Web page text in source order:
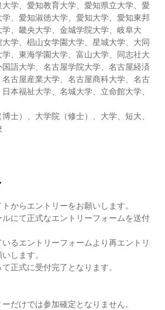
学、愛知教育大学、愛知県立大学、愛
、愛知淑徳大学、愛知大学、愛知東邦
、畿央大学、金城学院大学、岐阜大
学、椙山女学園大学、星城大学、大同
、東海学園大学、富山大学、同志社大
語大学、名古屋学院大学、名古屋経済
古屋産業大学、名古屋商科大学、名古
本福祉大学、名城大学、立命館大学、
士）、大学院（修士）、大学、短大、
からエントリーをお願いします。
にて正式なエントリーフォームを送付
るエントリーフォームより再エントリ
します。
正式に受付完了となります。
だけでは参加確定となりません。